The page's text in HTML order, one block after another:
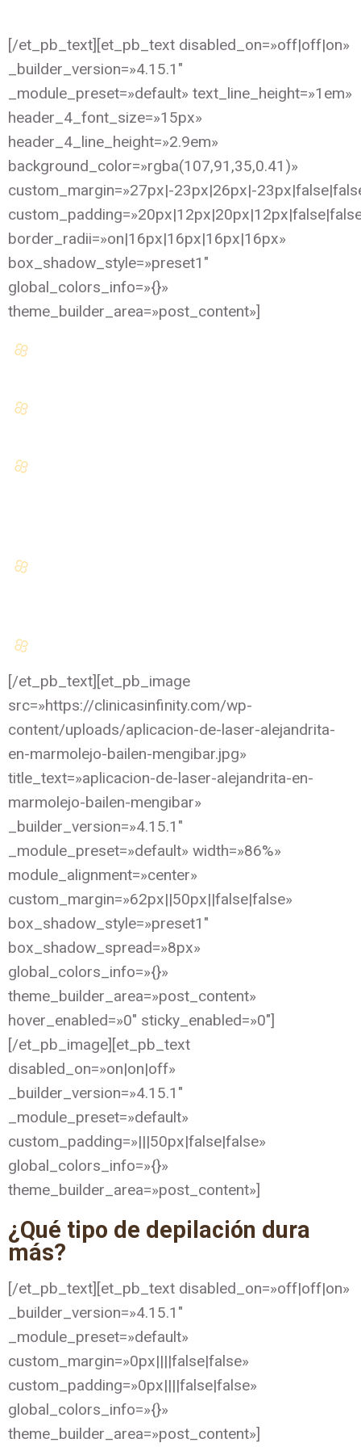
[/et_pb_text][et_pb_text disabled_on=»off|off|on»
_builder_version=»4.15.1″
_module_preset=»default» text_line_height=»1em»
header_4_font_size=»15px»
header_4_line_height=»2.9em»
background_color=»rgba(107,91,35,0.41)»
custom_margin=»27px|-23px|26px|-
border_radii=»on|16px|16px|16px|16px»
box_shadow_style=»preset1″
global_colors_info=»{}»
theme_builder_area=»post_content»]
[/et_pb_text][et_pb_image
src=»https://clinicasinfinity.com/wp-
content/uploads/aplicacion-de-laser-alejandrita-
en-marmolejo-bailen-mengibar.jpg»
title_text=»aplicacion-de-laser-alejandrita-en-
marmolejo-bailen-mengibar»
_builder_version=»4.15.1″
_module_preset=»default» width=»86%»
module_alignment=»center»
custom_margin=»62px||50px||false|false»
box_shadow_style=»preset1″
box_shadow_spread=»8px»
global_colors_info=»{}»
theme_builder_area=»post_content»
hover_enabled=»0″ sticky_enabled=»0″]
[/et_pb_image][et_pb_text
disabled_on=»on|on|off»
_builder_version=»4.15.1″
_module_preset=»default»
custom_padding=»|||50px|false|false»
global_colors_info=»{}»
theme_builder_area=»post_content»]
¿Qué tipo de depilación dura
más?
[/et_pb_text][et_pb_text disabled_on=»off|off|on»
_builder_version=»4.15.1″
_module_preset=»default»
custom_margin=»0px||||false|false»
custom_padding=»0px||||false|false»
global_colors_info=»{}»
theme_builder_area=»post_content»]